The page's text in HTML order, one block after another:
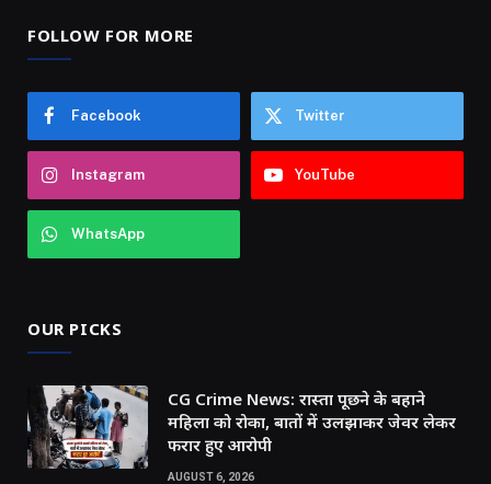
FOLLOW FOR MORE
Facebook Twitter
Instagram YouTube
WhatsApp
OUR PICKS
CG Crime News: रास्ता पूछने के बहाने
महिला को रोका, बातों में उलझाकर जेवर लेकर
फरार हुए आरोपी
AUGUST 6, 2026